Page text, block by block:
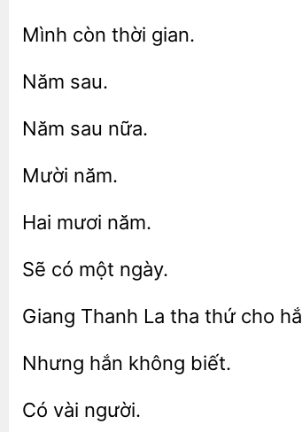
gian.
ngày.
Giang La tha thứ
không